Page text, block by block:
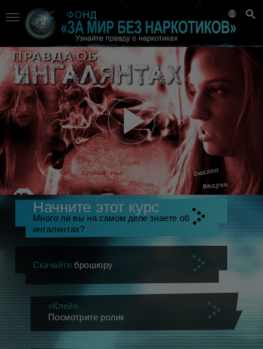
Начните этот курс
Много ли вы на самом деле знаете об
ингалянтах?
Скачайте брошюру
«Клей»
Посмотрите ролик